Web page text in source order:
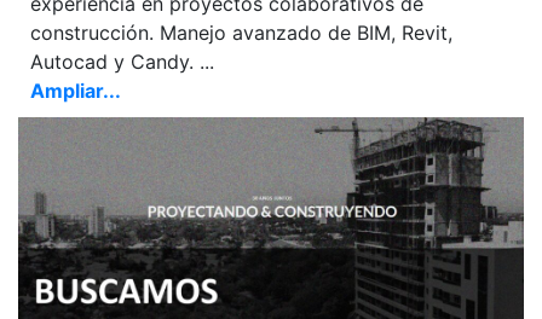
construcción. Manejo avanzado de BIM, Revit,
Autocad y Candy. ...
Ampliar...